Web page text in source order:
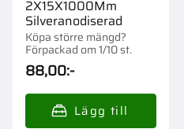
2X15X1000Mm
Silveranodiserad
Köpa större mängd?
Förpackad om 1/10 st.
88,00:-